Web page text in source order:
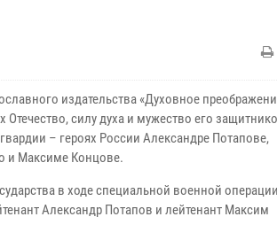
издательства «Духовное
силу духа и мужество его
– героях России Александре Потапове,
и Максиме Концове.
в ходе специальной военной
Александр Потапов и лейтенант Максим